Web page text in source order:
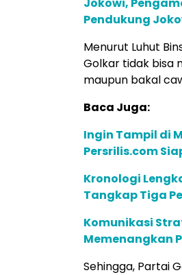
Pendukung
Menurut Luhut
Golkar tidak bisa
maupun bakal
Baca Juga:
Ingin Tampil di
Persrilis.com
Kronologi
Tangkap Tiga
Komunikasi
Memenangkan
Sehingga, Partai